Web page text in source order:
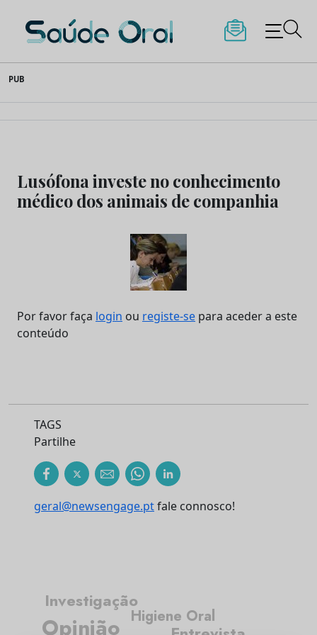
to
content
Saúde Oral
PUB
Lusófona investe no conhecimento
médico dos animais de companhia
Por favor faça login ou registe-se para aceder a este
conteúdo
TAGS
Partilhe
geral@newsengage.ptfale connosco!
Higiene Oral
Opinião
Investigação